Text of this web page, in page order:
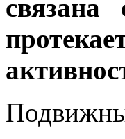
связана